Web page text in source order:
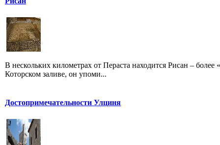
В нескольких километрах от Пераста находится Рисан –
Которском заливе, он упоми...
Достопримечательности Улциня